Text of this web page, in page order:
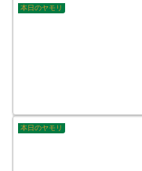
本日のヤモリ
本日のヤモリ